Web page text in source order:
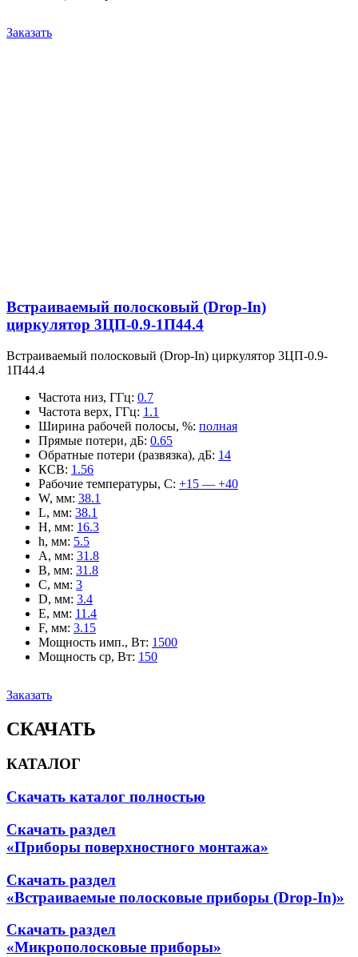
Заказать
Встраиваемый полосковый (Drop-In)
циркулятор 3ЦП-0.9-1П44.4
Встраиваемый полосковый (Drop-In) циркулятор 3ЦП-0.9-
1П44.4
Частота низ, ГГц: 0.7
Частота верх, ГГц: 1.1
Ширина рабочей полосы, %: полная
Прямые потери, дБ: 0.65
Обратные потери (развязка), дБ: 14
КСВ: 1.56
Рабочие температуры, С: +15 — +40
W, мм: 38.1
L, мм: 38.1
H, мм: 16.3
h, мм: 5.5
A, мм: 31.8
B, мм: 31.8
C, мм: 3
D, мм: 3.4
E, мм: 11.4
F, мм: 3.15
Мощность имп., Вт: 1500
Мощность ср, Вт: 150
Заказать
СКАЧАТЬ
КАТАЛОГ
Скачать каталог полностью
Скачать раздел
«Приборы поверхностного монтажа»
Скачать раздел
«Встраиваемые полосковые приборы (Drop-In)»
Скачать раздел
«Микрополосковые приборы»